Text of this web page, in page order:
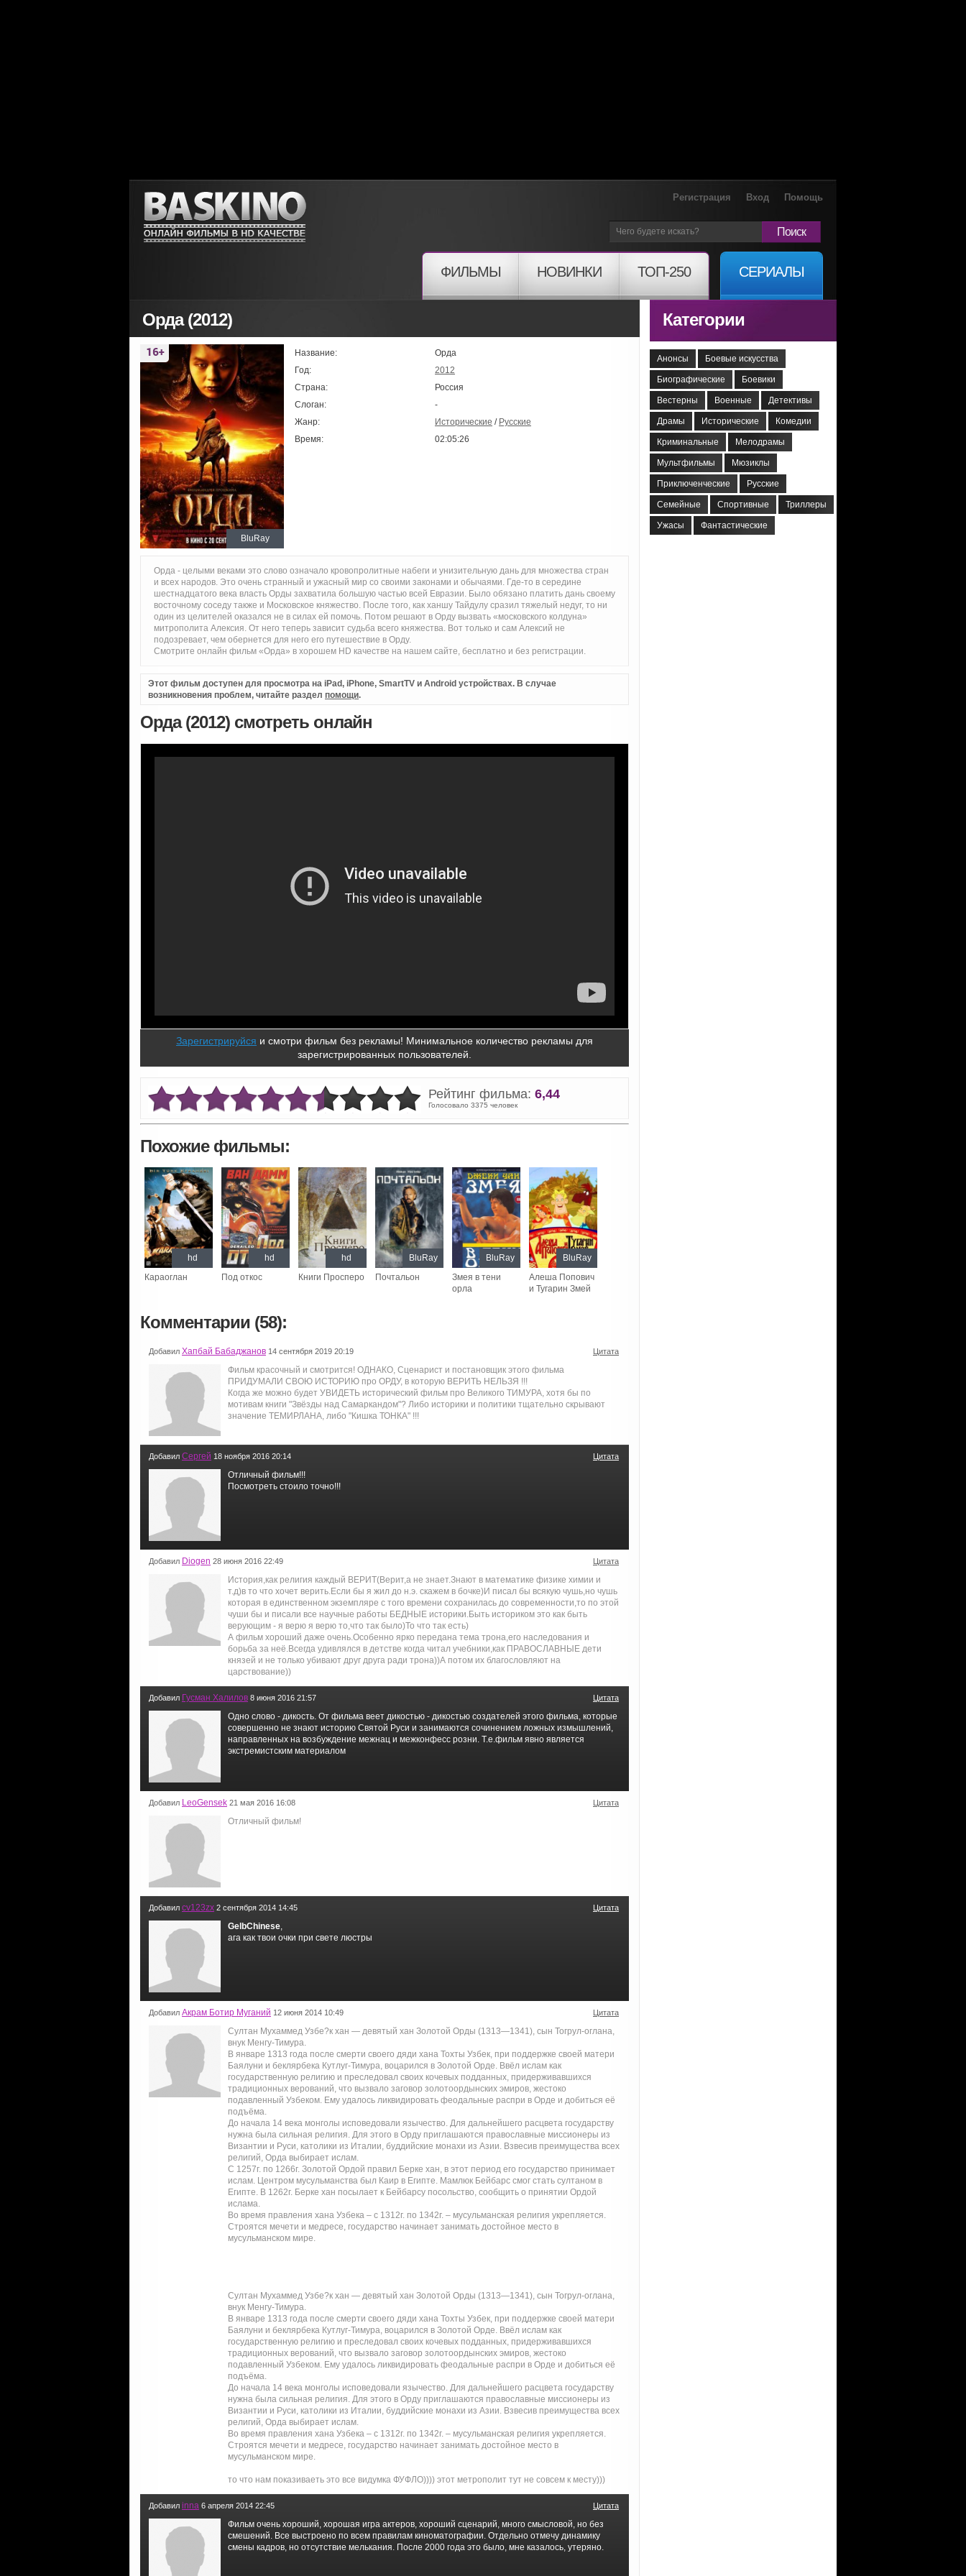
Регистрация Вход Помощь
Поиск
ФИЛЬМЫ НОВИНКИ ТОП-250 СЕРИАЛЫ
Орда (2012)
BluRay
Название:
Орда
Год:
2012
Страна:
Россия
Слоган:
-
Жанр:
Исторические / Русские
Время:
02:05:26
Орда - целыми веками это слово означало кровопролитные набеги и унизительную дань для множества стран
и всех народов. Это очень странный и ужасный мир со своими законами и обычаями. Где-то в середине
шестнадцатого века власть Орды захватила большую частью всей Евразии. Было обязано платить дань своему
восточному соседу также и Московское княжество. После того, как ханшу Тайдулу сразил тяжелый недуг, то ни
один из целителей оказался не в силах ей помочь. Потом решают в Орду вызвать «московского колдуна»
митрополита Алексия. От него теперь зависит судьба всего княжества. Вот только и сам Алексий не
подозревает, чем обернется для него его путешествие в Орду.
Смотрите онлайн фильм «Орда» в хорошем HD качестве на нашем сайте, бесплатно и без регистрации.
Этот фильм доступен для просмотра на iPad, iPhone, SmartTV и Android устройствах. В случае
возникновения проблем, читайте раздел помощи.
Орда (2012) смотреть онлайн
Зарегистрируйся и смотри фильм без рекламы! Минимальное количество рекламы для
зарегистрированных пользователей.
Рейтинг фильма: 6,44
Голосовало 3375 человек
Похожие фильмы:
Караоглан
hd
Под откос
hd
Книги Просперо
hd
Почтальон
BluRay
Змея в тени
орла
BluRay
Алеша Попович
и Тугарин Змей
BluRay
Комментарии (58):
Добавил Хапбай Бабаджанов 14 сентября 2019 20:19 Цитата
Фильм красочный и смотрится! ОДНАКО, Сценарист и постановщик этого фильма
ПРИДУМАЛИ СВОЮ ИСТОРИЮ про ОРДУ, в которую ВЕРИТЬ НЕЛЬЗЯ !!!
Когда же можно будет УВИДЕТЬ исторический фильм про Великого ТИМУРА, хотя бы по
мотивам книги "Звёзды над Самаркандом"? Либо историки и политики тщательно скрывают
значение ТЕМИРЛАНА, либо "Кишка ТОНКА" !!!
Добавил Сергей 18 ноября 2016 20:14 Цитата
Отличный фильм!!!
Посмотреть стоило точно!!!
Добавил Diogen 28 июня 2016 22:49 Цитата
История,как религия каждый ВЕРИТ(Верит,а не знает.Знают в математике физике химии и
т.д)в то что хочет верить.Если бы я жил до н.э. скажем в бочке)И писал бы всякую чушь,но чушь
которая в единственном экземпляре с того времени сохранилась до современности,то по этой
чуши бы и писали все научные работы БЕДНЫЕ историки.Быть историком это как быть
верующим - я верю я верю то,что так было)То что так есть)
А фильм хороший даже очень.Особенно ярко передана тема трона,его наследования и
борьба за неё.Всегда удивлялся в детстве когда читал учебники,как ПРАВОСЛАВНЫЕ дети
князей и не только убивают друг друга ради трона))А потом их благословляют на
царствование))
Добавил Гусман Халилов 8 июня 2016 21:57 Цитата
Одно слово - дикость. От фильма веет дикостью - дикостью создателей этого фильма, которые
совершенно не знают историю Святой Руси и занимаются сочинением ложных измышлений,
направленных на возбуждение межнац и межконфесс розни. Т.е.фильм явно является
экстремистским материалом
Добавил LeoGensek 21 мая 2016 16:08 Цитата
Отличный фильм!
Добавил cv123zx 2 сентября 2014 14:45 Цитата
GelbChinese
ага как твои очки при свете люстры
Добавил Акрам Ботир Муганий 12 июня 2014 10:49 Цитата
Султан Мухаммед Узбе?к хан — девятый хан Золотой Орды (1313—1341), сын Тогрул-оглана,
внук Менгу-Тимура.
В январе 1313 года после смерти своего дяди хана Тохты Узбек, при поддержке своей матери
Баялуни и беклярбека Кутлуг-Тимура, воцарился в Золотой Орде. Ввёл ислам как
государственную религию и преследовал своих кочевых подданных, придерживавшихся
традиционных верований, что вызвало заговор золотоордынских эмиров, жестоко
подавленный Узбеком. Ему удалось ликвидировать феодальные распри в Орде и добиться её
подъёма.
До начала 14 века монголы исповедовали язычество. Для дальнейшего расцвета государству
нужна была сильная религия. Для этого в Орду приглашаются православные миссионеры из
Византии и Руси, католики из Италии, буддийские монахи из Азии. Взвесив преимущества всех
религий, Орда выбирает ислам.
С 1257г. по 1266г. Золотой Ордой правил Берке хан, в этот период его государство принимает
ислам. Центром мусульманства был Каир в Египте. Мамлюк Бейбарс смог стать султаном в
Египте. В 1262г. Берке хан посылает к Бейбарсу посольство, сообщить о принятии Ордой
ислама.
Во время правления хана Узбека – с 1312г. по 1342г. – мусульманская религия укрепляется.
Строятся мечети и медресе, государство начинает занимать достойное место в
мусульманском мире.
Султан Мухаммед Узбе?к хан — девятый хан Золотой Орды (1313—1341), сын Тогрул-оглана,
внук Менгу-Тимура.
В январе 1313 года после смерти своего дяди хана Тохты Узбек, при поддержке своей матери
Баялуни и беклярбека Кутлуг-Тимура, воцарился в Золотой Орде. Ввёл ислам как
государственную религию и преследовал своих кочевых подданных, придерживавшихся
традиционных верований, что вызвало заговор золотоордынских эмиров, жестоко
подавленный Узбеком. Ему удалось ликвидировать феодальные распри в Орде и добиться её
подъёма.
До начала 14 века монголы исповедовали язычество. Для дальнейшего расцвета государству
нужна была сильная религия. Для этого в Орду приглашаются православные миссионеры из
Византии и Руси, католики из Италии, буддийские монахи из Азии. Взвесив преимущества всех
религий, Орда выбирает ислам.
Во время правления хана Узбека – с 1312г. по 1342г. – мусульманская религия укрепляется.
Строятся мечети и медресе, государство начинает занимать достойное место в
мусульманском мире.
то что нам показиваеть это все видумка ФУФЛО)))) этот метрополит тут не совсем к месту)))
Добавил inna 6 апреля 2014 22:45 Цитата
Фильм очень хороший, хорошая игра актеров, хороший сценарий, много смысловой, но без
смешений. Все выстроено по всем правилам киноматографии. Отдельно отмечу динамику
смены кадров, но отсутствие мелькания. После 2000 года это было, мне казалось, утеряно.
Категории
Анонсы Боевые искусства
Биографические Боевики
Вестерны Военные Детективы
Драмы Исторические Комедии
Криминальные Мелодрамы
Мультфильмы Мюзиклы
Приключенческие Русские
Семейные Спортивные Триллеры
Ужасы Фантастические